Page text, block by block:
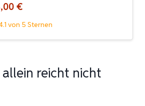
€
von 5 Sternen
allein reicht nicht